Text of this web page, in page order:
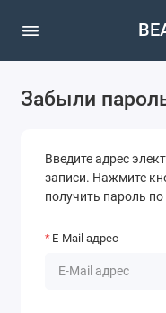
Забыли
Введите адрес
записи. Нажмите
получить пароль
E-Mail адрес